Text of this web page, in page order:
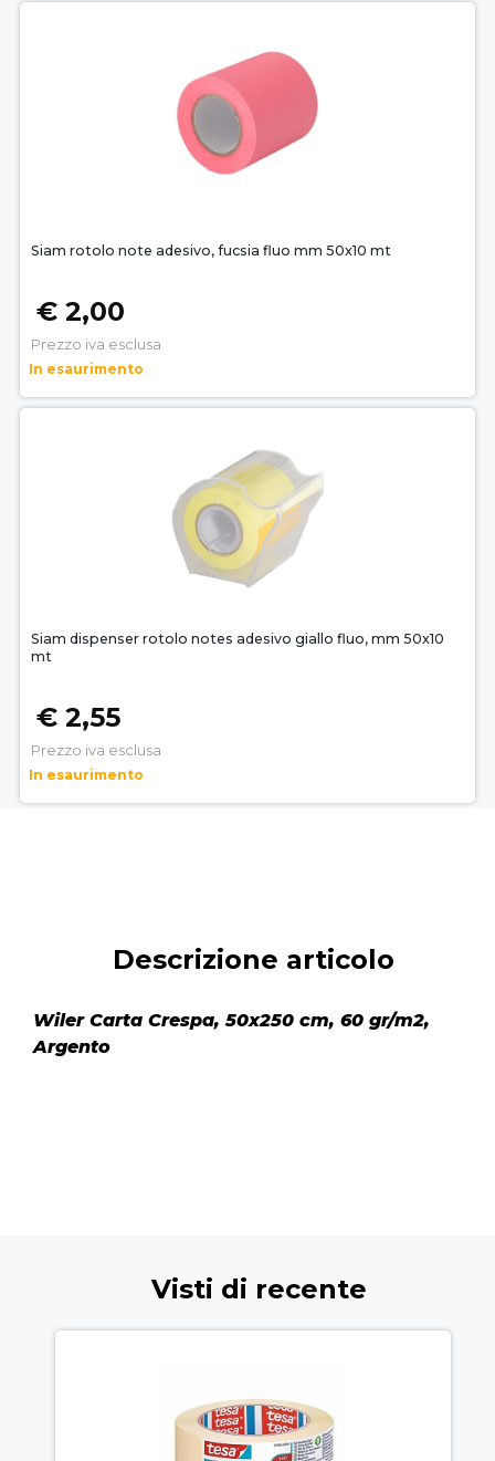
Siam rotolo note adesivo, fucsia fluo mm 50x10 mt
€ 2,00
Prezzo iva esclusa
In esaurimento
Siam dispenser rotolo notes adesivo giallo fluo, mm 50x10
mt
€ 2,55
Prezzo iva esclusa
In esaurimento
Descrizione articolo
Wiler Carta Crespa, 50x250 cm, 60 gr/m2,
Argento
Visti di recente